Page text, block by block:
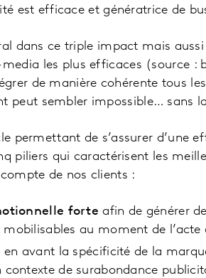
est efficace et génératrice de
dans ce triple impact mais
les plus efficaces (source :
de manière cohérente tous
peut sembler impossible… sans
permettant de s’assurer d’une
piliers qui caractérisent les
de nos clients :
forte afin de générer
au moment de l’acte
avant la spécificité de la
de surabondance